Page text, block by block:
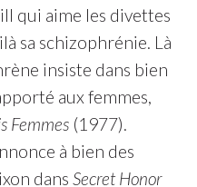
qui aime les divettes
sa schizophrénie. Là
insiste dans bien
aux femmes,
Femmes(1977).
à bien des
dans Secret Honor